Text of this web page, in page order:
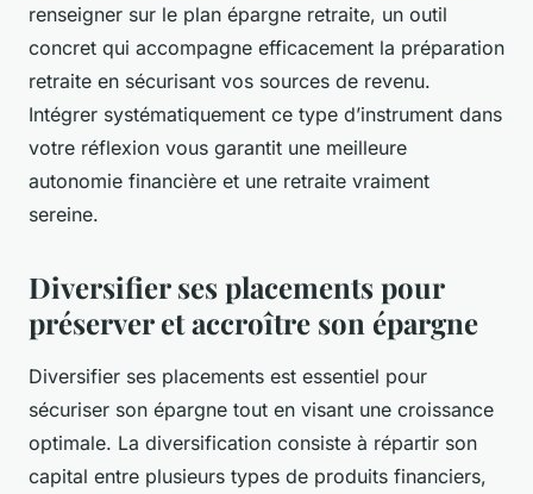
renseigner sur le plan épargne retraite, un outil
concret qui accompagne efficacement la préparation
retraite en sécurisant vos sources de revenu.
Intégrer systématiquement ce type d’instrument dans
votre réflexion vous garantit une meilleure
autonomie financière et une retraite vraiment
sereine.
Diversifier ses placements pour
préserver et accroître son épargne
Diversifier ses placements est essentiel pour
sécuriser son épargne tout en visant une croissance
optimale. La diversification consiste à répartir son
capital entre plusieurs types de produits financiers,